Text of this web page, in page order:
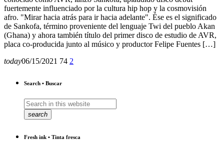
fuertemente influenciado por la cultura hip hop y la cosmovisión
afro. "Mirar hacia atrás para ir hacia adelante". Ése es el significado
de Sankofa, término proveniente del lenguaje Twi del pueblo Akan
(Ghana) y ahora también título del primer disco de estudio de AVR,
placa co-producida junto al músico y productor Felipe Fuentes […]
today06/15/2021 74 2
Search • Buscar
search
Fresh ink • Tinta fresca